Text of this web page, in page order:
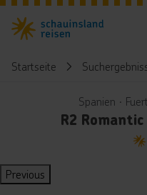
Startseite
Spanien ∙
R2
4
Previous